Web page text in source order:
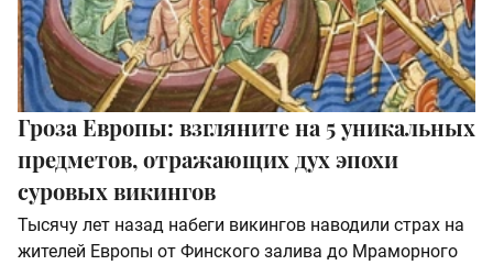
Гроза Европы: взгляните на 5 уникальных
предметов, отражающих дух эпохи
суровых викингов
Тысячу лет назад набеги викингов наводили страх на
жителей Европы от Финского залива до Мраморного